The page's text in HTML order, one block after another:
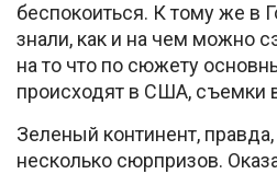
беспокоиться. К тому же в
знали, как и на чем можно
на то что по сюжету
происходят в США, съемки
Зеленый континент,
несколько сюрпризов.